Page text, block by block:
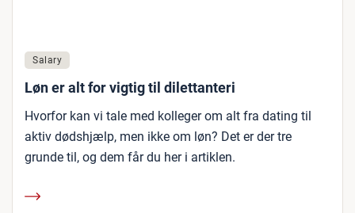
Salary
Løn er alt for vigtig til dilettanteri
Hvorfor kan vi tale med kolleger om alt fra dating til
aktiv dødshjælp, men ikke om løn? Det er der tre
grunde til, og dem får du her i artiklen.